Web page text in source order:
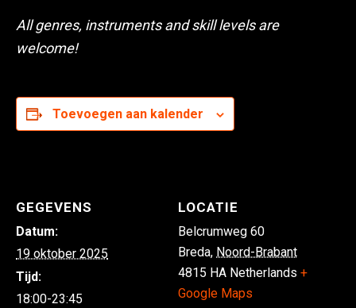
All genres, instruments and skill levels are
welcome!
Toevoegen aan kalender
GEGEVENS
Datum:
19 oktober 2025
Tijd:
18:00-23:45
LOCATIE
Belcrumweg 60
Breda, Noord-Brabant
4815 HA Netherlands +
Google Maps